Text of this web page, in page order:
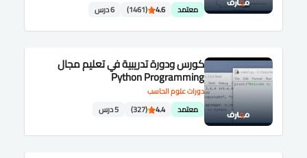
معتمد 4.6
(1461) 6 درس
دورات علوم الحاسب
كورس ودورة تدريبية في تعليم مجال
Python Programming
معتمد 4.4
(327) 5 درس